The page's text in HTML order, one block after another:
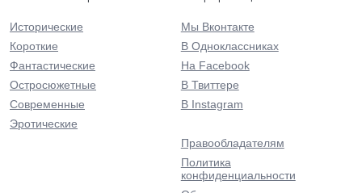
Исторические
Короткие
Фантастические
Остросюжетные
Современные
Эротические
Мы Вконтакте
В Одноклассниках
На Facebook
В Твиттере
В Instagram
Правообладателям
Политика
конфиденциальности